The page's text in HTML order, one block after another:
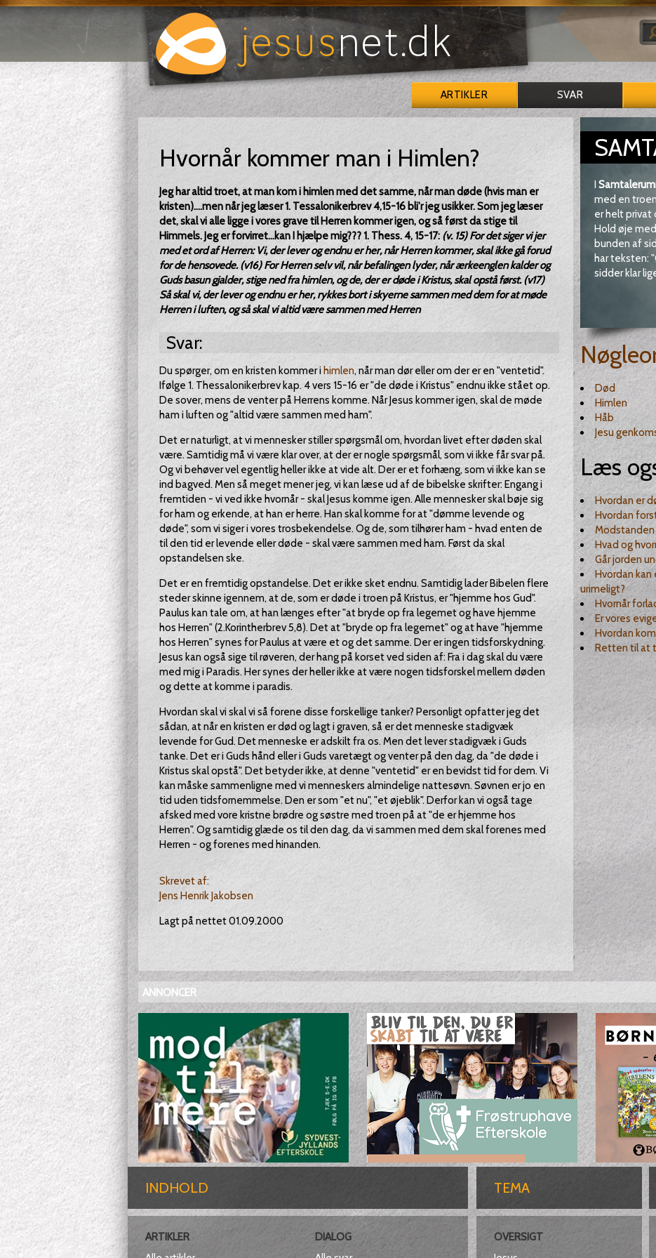
ARTIKLER SVAR
Hvornår kommer man i Himlen?
Jeg har altid troet, at man kom i himlen med det samme, når man døde (hvis man er
kristen)....men når jeg læser 1. Tessalonikerbrev 4,15-16 bli'r jeg usikker. Som jeg læser
det, skal vi alle ligge i vores grave til Herren kommer igen, og så først da stige til
Himmels. Jeg er forvirret...kan I hjælpe mig??? 1. Thess. 4, 15-17: (v. 15) For det siger vi jer
med et ord af Herren: Vi, der lever og endnu er her, når Herren kommer, skal ikke gå forud
for de hensovede. (v16) For Herren selv vil, når befalingen lyder, når ærkeenglen kalder og
Guds basun gjalder, stige ned fra himlen, og de, der er døde i Kristus, skal opstå først. (v17)
Så skal vi, der lever og endnu er her, rykkes bort i skyerne sammen med dem for at møde
Herren i luften, og så skal vi altid være sammen med Herren
Svar:
Du spørger, om en kristen kommer i himlen, når man dør eller om der er en "ventetid".
Ifølge 1. Thessalonikerbrev kap. 4 vers 15-16 er "de døde i Kristus" endnu ikke stået op.
De sover, mens de venter på Herrens komme. Når Jesus kommer igen, skal de møde
ham i luften og "altid være sammen med ham".
Det er naturligt, at vi mennesker stiller spørgsmål om, hvordan livet efter døden skal
være. Samtidig må vi være klar over, at der er nogle spørgsmål, som vi ikke får svar på.
Og vi behøver vel egentlig heller ikke at vide alt. Der er et forhæng, som vi ikke kan se
ind bagved. Men så meget mener jeg, vi kan læse ud af de bibelske skrifter: Engang i
fremtiden - vi ved ikke hvornår - skal Jesus komme igen. Alle mennesker skal bøje sig
for ham og erkende, at han er herre. Han skal komme for at "dømme levende og
døde", som vi siger i vores trosbekendelse. Og de, som tilhører ham - hvad enten de
til den tid er levende eller døde - skal være sammen med ham. Først da skal
opstandelsen ske.
Det er en fremtidig opstandelse. Det er ikke sket endnu. Samtidig lader Bibelen flere
steder skinne igennem, at de, som er døde i troen på Kristus, er "hjemme hos Gud".
Paulus kan tale om, at han længes efter "at bryde op fra legemet og have hjemme
hos Herren" (2.Korintherbrev 5,8). Det at "bryde op fra legemet" og at have "hjemme
hos Herren" synes for Paulus at være et og det samme. Der er ingen tidsforskydning.
Jesus kan også sige til røveren, der hang på korset ved siden af: Fra i dag skal du være
med mig i Paradis. Her synes der heller ikke at være nogen tidsforskel mellem døden
og dette at komme i paradis.
Hvordan skal vi skal vi så forene disse forskellige tanker? Personligt opfatter jeg det
sådan, at når en kristen er død og lagt i graven, så er det menneske stadigvæk
levende for Gud. Det menneske er adskilt fra os. Men det lever stadigvæk i Guds
tanke. Det er i Guds hånd eller i Guds varetægt og venter på den dag, da "de døde i
Kristus skal opstå". Det betyder ikke, at denne "ventetid" er en bevidst tid for dem. Vi
kan måske sammenligne med vi menneskers almindelige nattesøvn. Søvnen er jo en
tid uden tidsfornemmelse. Den er som "et nu", "et øjeblik". Derfor kan vi også tage
afsked med vore kristne brødre og søstre med troen på at "de er hjemme hos
Herren". Og samtidig glæde os til den dag, da vi sammen med dem skal forenes med
Herren - og forenes med hinanden.
Skrevet af:
Jens Henrik Jakobsen
Lagt på nettet 01.09.2000
I
med en
er helt privat
Hold øje
bunden af
har teksten:
sidder klar
Død
Himlen
Håb
Jesu
Læs
Hvordan er
Hvordan
Modstanden
Hvad og
Går jorden
Hvordan
urimeligt?
Hvornår
Er vores
Hvordan
Retten til at
ANNONCER
INDHOLD
ARTIKLER
DIALOG
TEMA
OVERSIGT